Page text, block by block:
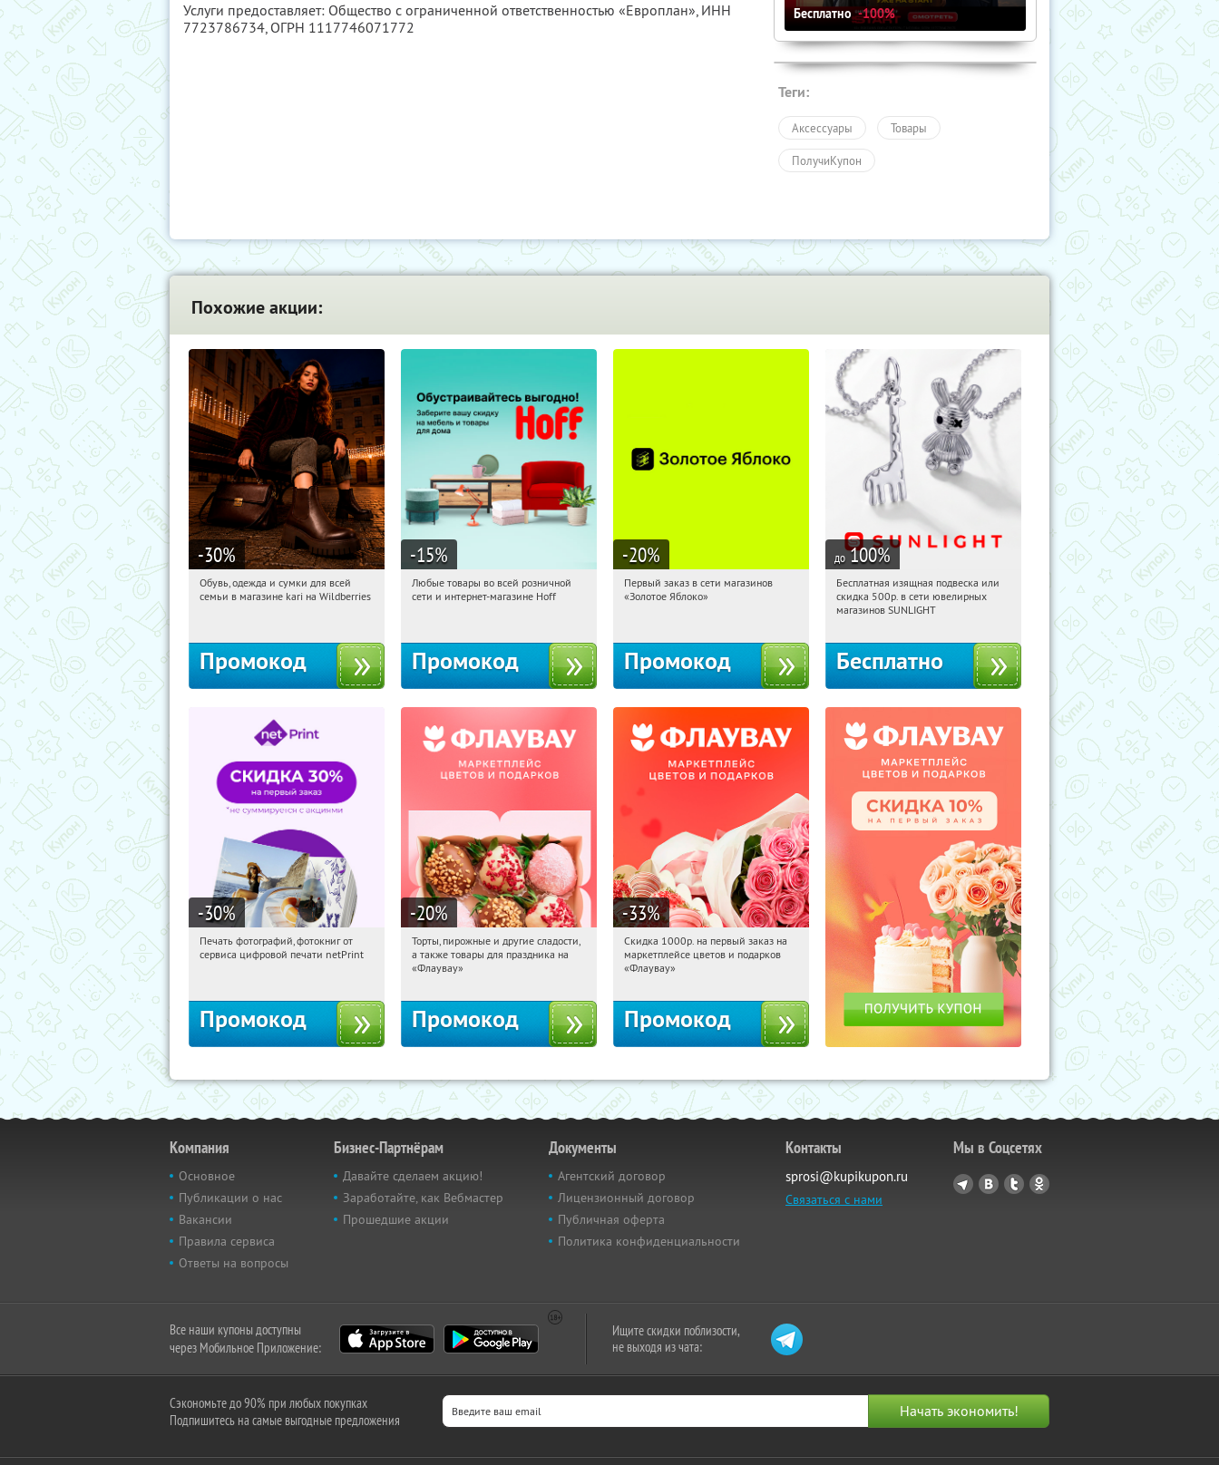
Услуги предоставляет: Общество с ограниченной ответственностью «Европлан», ИНН
7723786734, ОГРН 1117746071772
Бесплатно -100%
Теги:
Аксессуары Товары
ПолучиКупон
Похожие акции:
-30%
09:22:01 Получили:
Обувь, одежда и сумки для всей
семьи в магазине kari на Wildberries
Промокод
-15%
09:22:01 Получили:
Любые товары во всей розничной
сети и интернет-магазине Hoff
Промокод
-20%
09:22:01
Получи первым!
Первый заказ в сети магазинов
«Золотое Яблоко»
Промокод
до 100%
09:22:01 Получили:
Россия
Бесплатная изящная подвеска или
скидка 500р. в сети ювелирных
магазинов SUNLIGHT
Бесплатно
-30%
09:22:01 Получили:
Печать фотографий, фотокниг от
сервиса цифровой печати netPrint
Промокод
-20%
09:22:01 Получили:
Россия
Торты, пирожные и другие сладости,
а также товары для праздника на
«Флаувау»
Промокод
-33%
09:22:01 Получили:
Россия
Скидка 1000р. на первый заказ на
маркетплейсе цветов и подарков
«Флаувау»
Промокод
Компания
Основное
Публикации о нас
Вакансии
Правила сервиса
Ответы на вопросы
Бизнес-Партнёрам
Давайте сделаем акцию!
Заработайте, как Вебмастер
Прошедшие акции
Документы
Агентский договор
Лицензионный договор
Публичная оферта
Политика конфиденциальности
Контакты
sprosi@kupikupon.ru
Связаться с нами
Мы в Соцсетях
Все наши купоны доступны
через Мобильное Приложение:
Ищите скидки поблизости,
не выходя из чата:
Сэкономьте до 90% при любых покупках
Подпишитесь на самые выгодные предложения